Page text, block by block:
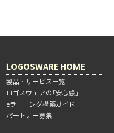
LOGOSWARE HOME
製品・サービス一覧
ロゴスウェアの「安心感」
eラーニング構築ガイド
パートナー募集